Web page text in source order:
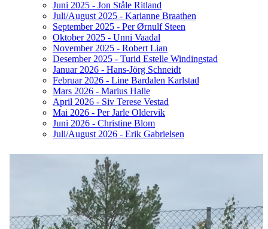
Juni 2025 - Jon Ståle Ritland
Juli/August 2025 - Karianne Braathen
September 2025 - Per Ørnulf Steen
Oktober 2025 - Unni Vaadal
November 2025 - Robert Lian
Desember 2025 - Turid Estelle Windingstad
Januar 2026 - Hans-Jörg Schneidt
Februar 2026 - Line Bardalen Karlstad
Mars 2026 - Marius Halle
April 2026 - Siv Terese Vestad
Mai 2026 - Per Jarle Oldervik
Juni 2026 - Christine Blom
Juli/August 2026 - Erik Gabrielsen